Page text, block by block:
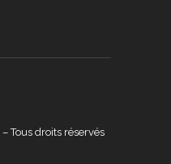
Tous droits réservés